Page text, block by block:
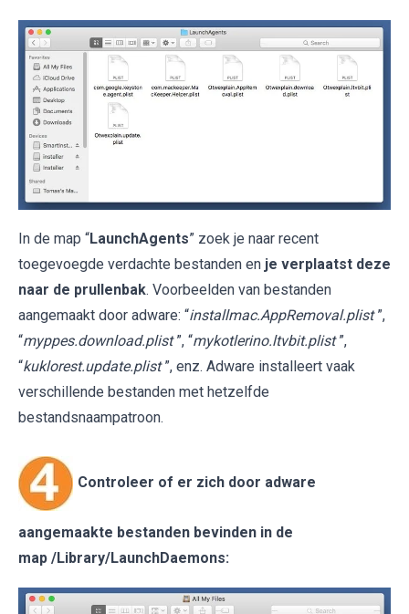
In de map “LaunchAgents” zoek je naar recent
toegevoegde verdachte bestanden en je verplaatst deze
naar de prullenbak. Voorbeelden van bestanden
aangemaakt door adware: “installmac.AppRemoval.plist ”,
“myppes.download.plist ”, “mykotlerino.ltvbit.plist ”,
“kuklorest.update.plist ”, enz. Adware installeert vaak
verschillende bestanden met hetzelfde
bestandsnaampatroon.
Controleer of er zich door adware
aangemaakte bestanden bevinden in de
map /Library/LaunchDaemons: